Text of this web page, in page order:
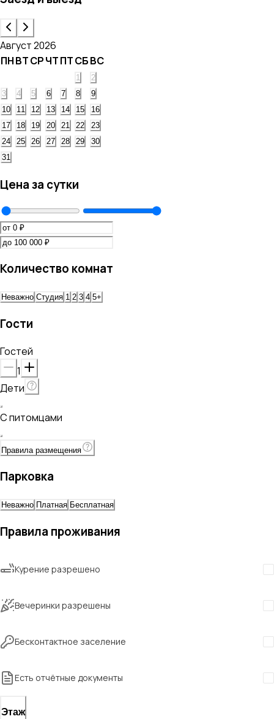
Август 2026
ПНВТСРЧТПТСБВС
1
2
3
4 5 6 7 8
9
10
11 12 13 14 15
16
17
18 19 20 21 22
23
24
25 26 27 28 29
30
31
Цена за сутки
Количество комнат
Неважно Студия 1 2 3 4 5+
Гости
Гостей
1
Дети
С питомцами
Правила размещения
Парковка
Неважно Платная Бесплатная
Правила проживания
Курение разрешено
Вечеринки разрешены
Бесконтактное заселение
Есть отчётные документы
Этаж